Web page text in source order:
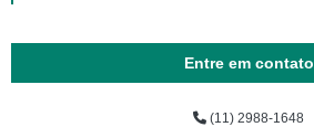
Entre em contato
(11) 2988-1648